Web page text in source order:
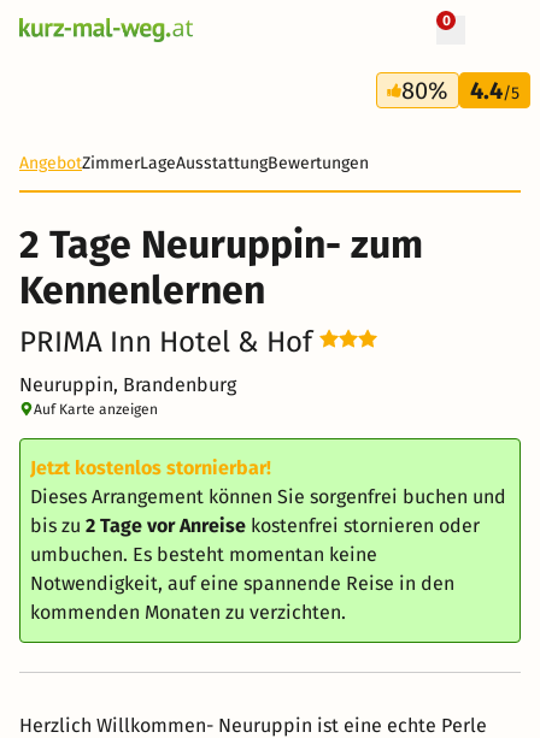
0
2 Tage
55 €
80% 4.4/5
AngebotZimmerLageAusstattungBewertungen
2 Tage Neuruppin- zum
Kennenlernen
PRIMA Inn Hotel & Hof
Neuruppin, Brandenburg
Auf Karte anzeigen
Jetzt kostenlos stornierbar!
Dieses Arrangement können Sie sorgenfrei buchen und
bis zu 2 Tage vor Anreise kostenfrei stornieren oder
umbuchen. Es besteht momentan keine
Notwendigkeit, auf eine spannende Reise in den
kommenden Monaten zu verzichten.
Herzlich Willkommen- Neuruppin ist eine echte Perle